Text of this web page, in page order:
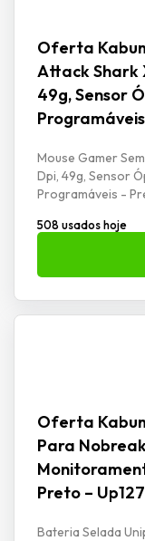
Oferta
Attack Shark
49g, Sensor
Mouse Gamer
Dpi, 49g, Sensor
Programáveis -
508 usados hoje
Oferta
Para
Preto –
Bateria Selada